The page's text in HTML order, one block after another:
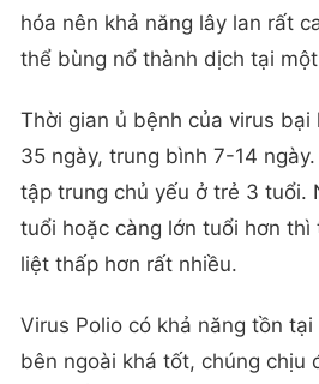
hóa nên khả năng lây lan rất
thể bùng nổ thành dịch tại
Thời gian ủ bệnh của virus
35 ngày, trung bình 7-14
tập trung chủ yếu ở trẻ 3 tuổi.
tuổi hoặc càng lớn tuổi hơn thì
liệt thấp hơn rất nhiều.
Virus Polio có khả năng tồn
bên ngoài khá tốt, chúng chịu